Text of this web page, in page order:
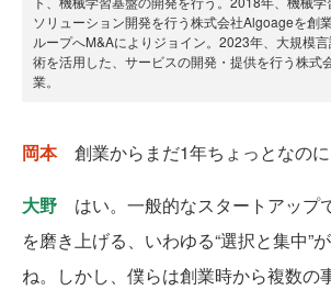
ソリューション開発を行う株式会社Algoageを創
ループへM&Aによりジョイン。2023年、大規模
術を活用した、サービスの開発・提供を行う株式
業。
岡本創業からまだ1年ちょっとなのに
大野 はい。一般的なスタートアップ
を磨き上げる、いわゆる“選択と集中”
ね。しかし、僕らは創業時から複数の